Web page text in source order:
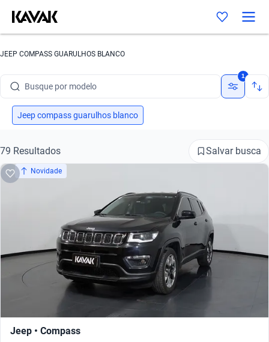
JEEP COMPASS GUARULHOS BLANCO
Busque por marca
Busque por versão
Busque por versão
Busque por ano
1
Jeep compass guarulhos blanco
79 Resultados Salvar busca
Novidade
Jeep • Compass